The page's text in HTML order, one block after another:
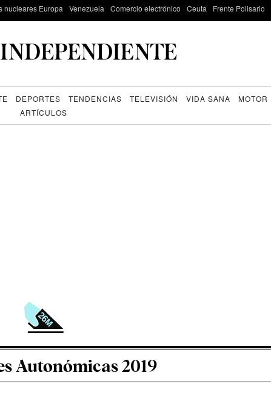
nucleares Europa Venezuela Comercio electrónico Ceuta Frente Polisario
DEPORTES TENDENCIAS TELEVISIÓN VIDA SANA MOTOR
ARTÍCULOS
Autonómicas 2019